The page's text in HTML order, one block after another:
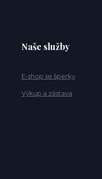
Naše služby
E-shop se šperky
Výkup a zástava